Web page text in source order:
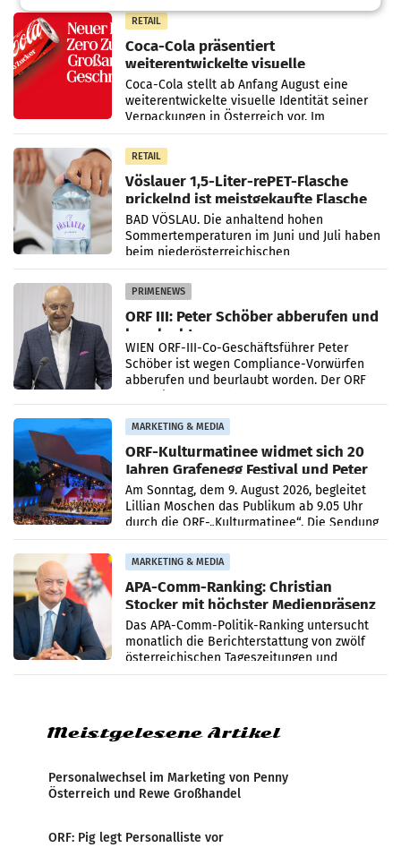
RETAIL
Coca-Cola präsentiert
weiterentwickelte visuelle
Markenidentität
Coca-Cola stellt ab Anfang August eine
weiterentwickelte visuelle Identität seiner
Verpackungen in Österreich vor. Im
Mittelpunkt des Redesigns stehen zentrale
Gestaltungselemente
RETAIL
Vöslauer 1,5-Liter-rePET-Flasche
prickelnd ist meistgekaufte Flasche
Österreichs
BAD VÖSLAU. Die anhaltend hohen
Sommertemperaturen im Juni und Juli haben
beim niederösterreichischen
Getränkehersteller Vöslauer zu deutlichen
Absatzzuwächsen geführt. Während
PRIMENEWS
ORF III: Peter Schöber abberufen und
beurlaubt
WIEN ORF-III-Co-Geschäftsführer Peter
Schöber ist wegen Compliance-Vorwürfen
abberufen und beurlaubt worden. Der ORF
MARKETING & MEDIA
ORF-Kulturmatinee widmet sich 20
Jahren Grafenegg Festival und Peter
Simonischek
Am Sonntag, dem 9. August 2026, begleitet
Lillian Moschen das Publikum ab 9.05 Uhr
durch die ORF-„Kulturmatinee“. Die Sendung
startet mit der Dokumentation „20 Jahre
Grafenegg
MARKETING & MEDIA
APA-Comm-Ranking: Christian
Stocker mit höchster Medienpräsenz
im Juli
Das APA-Comm-Politik-Ranking untersucht
monatlich die Berichterstattung von zwölf
österreichischen Tageszeitungen und
analysiert, welche Politikerinnen und
Meistgelesene Artikel
Personalwechsel im Marketing von Penny
Österreich und Rewe Großhandel
ORF: Pig legt Personalliste vor